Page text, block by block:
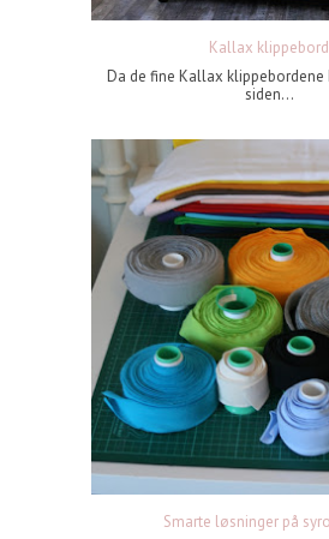
Kallax klippebord
Da de fine Kallax klippebordene
siden...
Smarte løsninger på